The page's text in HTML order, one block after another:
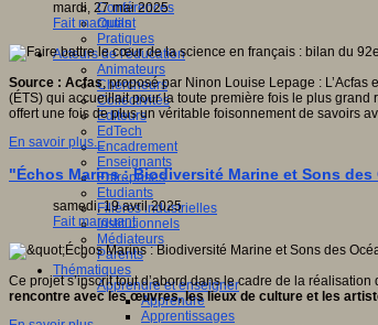
Conférences
Outils
Pratiques
Acteurs de l'éducation
Animateurs
Chercheurs
Collectivités
Editeurs
EdTech
Encadrement
Enseignants
Entreprises
Etudiants
Filières industrielles
Institutionnels
Médiateurs
Parents
Thématiques
Apprendre et enseigner
Apprendre
Apprentissages
mardi, 27 mai 2025
Fait marquant
Source : Acfas, proposé par Ninon Louise Lepage :
(ÉTS) qui accueillait pour la toute première fois le plus
offert une fois de plus un véritable foisonnement de savoirs
En savoir plus...
"Échos Marins : Biodiversité Marine et Sons des
samedi, 19 avril 2025
Fait marquant
Ce projet s’inscrit tout d’abord dans le cadre de la
rencontre avec les œuvres, les lieux de culture et les